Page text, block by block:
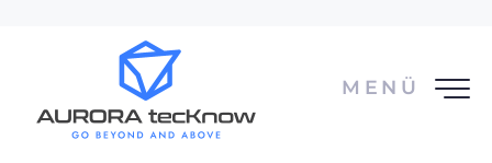
MENÜ